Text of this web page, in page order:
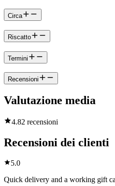
Circa
Riscatto
Termini
Recensioni
Valutazione media
4.82 recensioni
Recensioni dei clienti
5.0
Quick delivery and a working gift